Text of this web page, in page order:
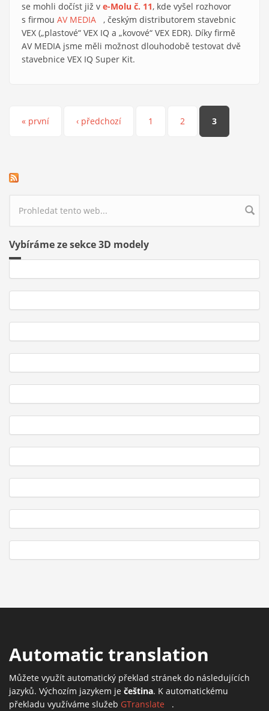
se mohli dočíst již v e-Molu č. 11, kde vyšel rozhovor
s firmou AV MEDIA (link is external)
, českým distributorem stavebnic
VEX („plastové“ VEX IQ a „kovové“ VEX EDR). Díky firmě
AV MEDIA jsme měli možnost dlouhodobě testovat dvě
stavebnice VEX IQ Super Kit.
Stránky
« první ‹ předchozí 1 2 3
Vyhledávání
Vybíráme ze sekce 3D modely
Automatic translation
Můžete využít automatický překlad stránek do následujících
jazyků. Výchozím jazykem je čeština. K automatickému
překladu využíváme služeb GTranslate (link is external)
.